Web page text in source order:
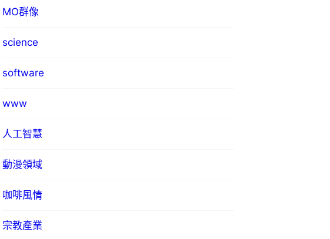
MO群像
science
software
www
人工智慧
動漫領域
咖啡風情
宗教產業